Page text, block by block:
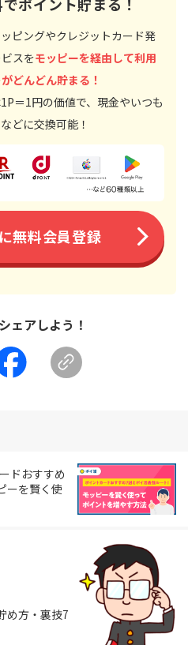
ピングやクレジットカード発
スをモッピーを経由して利用
どんどん貯まる！
＝1円の価値で、現金やいつも
どに交換可能！
無料会員登録
ェアしよう！
ドおすすめ
ーを賢く使
め方・裏技7